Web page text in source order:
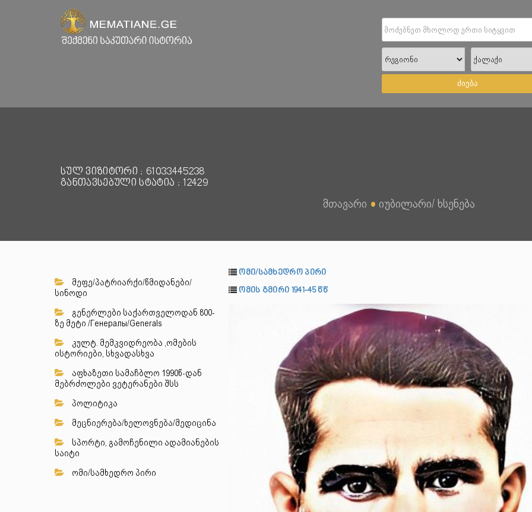
ძიება
სულ ვიზიტორი : 61033445238
განთავსებული სტატია : 12429
მთავარი ● იუბილარი/ ხსენება
მეფე/პატრიარქი/წმიდანები/
სინოდი
გენერლები საქართველოდან 800-
ზე მეტი /Генералы/Generals
კულტ. მემკვიდრეობა ,ომების
ისტორიები, სხვადასხვა
აფხაზეთი სამაჩბლო 1990წ-დან
მებრძოლები ვეტერანები შსს
პოლიტიკა
მეცნიერება/ხელოვნება/მედიცინა
სპორტი, გამოჩენილი ადამიანების
საიტი
ომი/სამხედრო პირი
ომი/სამხედრო პირი
ომის გმირი 1941-45 წწ